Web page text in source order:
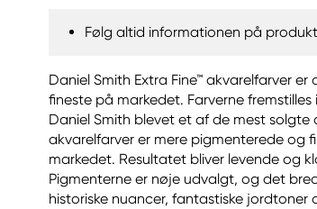
Følg altid informationen på
Daniel Smith Extra Fine™ akvarelfarver
fineste på markedet. Farverne
Daniel Smith blevet et af de mest
akvarelfarver er mere pigmenterede og
markedet. Resultatet bliver levende og
Pigmenterne er nøje udvalgt, og det
historiske nuancer, fantastiske jordtoner